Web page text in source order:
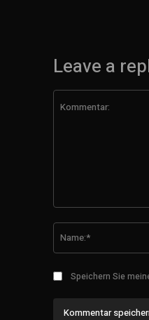
Leave a
Speichern Sie